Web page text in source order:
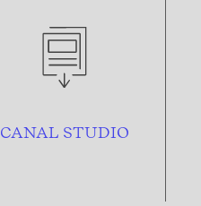
CANAL STUDIO